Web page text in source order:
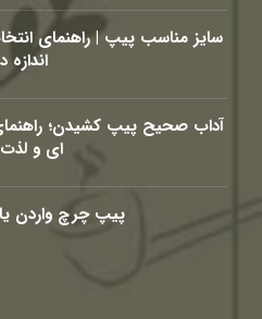
سایز مناسب پیپ | راهنمای
آداب صحیح پیپ کشیدن؛
ای و
پیپ چرچ واردن